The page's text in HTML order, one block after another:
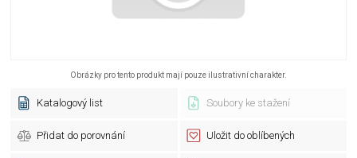
Obrázky pro tento produkt mají pouze ilustrativní charakter.
Katalogový list Soubory ke stažení
Přidat do porovnání Uložit do oblíbených